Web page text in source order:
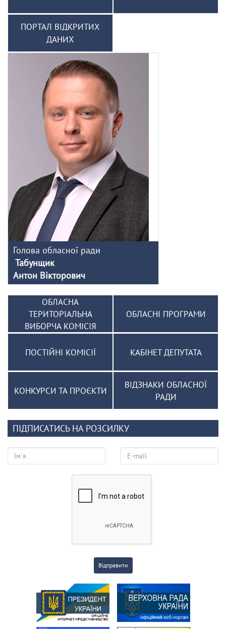
ПОРТАЛ ВІДКРИТИХ
ДАНИХ
Голова обласної ради
Табунщик
Антон Вікторович
ОБЛАСНА
ТЕРИТОРІАЛЬНА
ВИБОРЧА КОМІСІЯ
ОБЛАСНІ ПРОГРАМИ
ПОСТІЙНІ КОМІСІЇ КАБІНЕТ ДЕПУТАТА
КОНКУРСИ ТА ПРОЄКТИ
ВІДЗНАКИ ОБЛАСНОЇ
РАДИ
ПІДПИСАТИСЬ НА РОЗСИЛКУ
Відправити